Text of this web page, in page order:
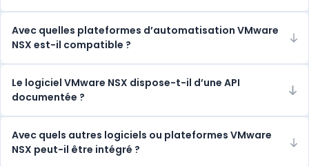
Avec quelles plateformes d’automatisation VMware
NSX est-il compatible ?
Le logiciel VMware NSX dispose-t-il d’une API
documentée ?
Avec quels autres logiciels ou plateformes VMware
NSX peut-il être intégré ?